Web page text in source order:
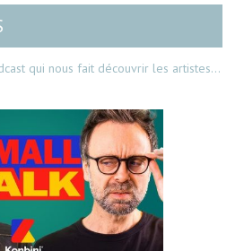
qui nous fait découvrir les artistes…